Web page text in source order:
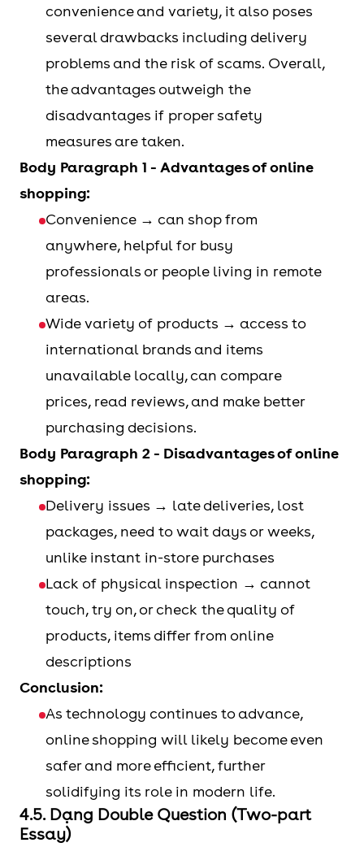
convenience and variety, it also poses
several drawbacks including delivery
problems and the risk of scams. Overall,
the advantages outweigh the
disadvantages if proper safety
measures are taken.
Body Paragraph 1 - Advantages of online
shopping:
Convenience → can shop from
anywhere, helpful for busy
professionals or people living in remote
areas.
Wide variety of products → access to
international brands and items
unavailable locally, can compare
prices, read reviews, and make better
purchasing decisions.
Body Paragraph 2 - Disadvantages of online
shopping:
Delivery issues → late deliveries, lost
packages, need to wait days or weeks,
unlike instant in-store purchases
Lack of physical inspection → cannot
touch, try on, or check the quality of
products, items differ from online
descriptions
Conclusion:
As technology continues to advance,
online shopping will likely become even
safer and more efficient, further
solidifying its role in modern life.
4.5. Dạng Double Question (Two-part
Essay)